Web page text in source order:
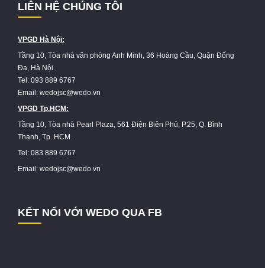
LIÊN HỆ CHÚNG TÔI
VPGD Hà Nội:
Tầng 10, Tòa nhà văn phòng Anh Minh, 36 Hoàng Cầu, Quận Đống
Đa, Hà Nội.
Tel: 093 889 6767
Email: wedojsc@wedo.vn
VPGD Tp.HCM:
Tầng 10, Tòa nhà Pearl Plaza, 561 Điện Biên Phủ, P.25, Q. Bình
Thạnh, Tp. HCM.
Tel: 083 889 6767
Email: wedojsc@wedo.vn
KẾT NỐI VỚI WEDO QUA FB